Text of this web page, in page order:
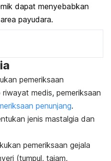
dapat menyebabkan
payudara.
pemeriksaan
medis, pemeriksaan
penunjang.
jenis mastalgia dan
pemeriksaan gejala
(tumpul, tajam,